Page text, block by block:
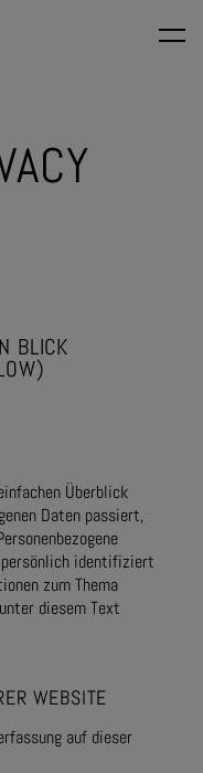
ACY
BLICK
Überblick
Daten passiert,
identifiziert
zum Thema
diesem Text
WEBSITE
auf dieser